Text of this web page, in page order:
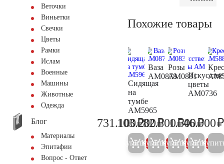
Веточки
Виньетки
Свечки
Цветы
Рамки
Ислам
Военные
Машины
Животные
Одежда
Блог
Материалы
Эпитафии
Вопрос - Ответ
Похожие товары
Сидящая
на
тумбе
AM5965
769.600
731.100₽
Купить 5%
Ваза
AM0878
108.600
103.200₽
Купить 5%
Розы
AM0831
87.200
82.800₽
Купить 5%
цветы
AM0736
1.600
1.500₽
Купить 5%
46.000₽